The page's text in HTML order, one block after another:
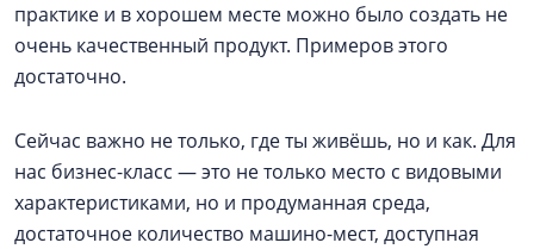
практике и в хорошем месте можно было создать не
очень качественный продукт. Примеров этого
достаточно.
Сейчас важно не только, где ты живёшь, но и как. Для
нас бизнес-класс — это не только место с видовыми
характеристиками, но и продуманная среда,
достаточное количество машино-мест, доступная